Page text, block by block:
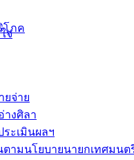
โภค
จ่าย
างศิลา
ะเมินผลฯ
ตามนโยบายนายกเทศมนต
จ
338 ม.3